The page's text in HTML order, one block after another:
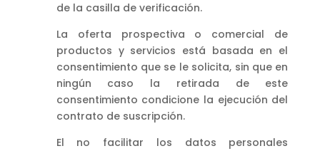
de la casilla de verificación.
La oferta prospectiva o comercial de
productos y servicios está basada en el
consentimiento que se le solicita, sin que en
ningún caso la retirada de este
consentimiento condicione la ejecución del
contrato de suscripción.
El no facilitar los datos personales